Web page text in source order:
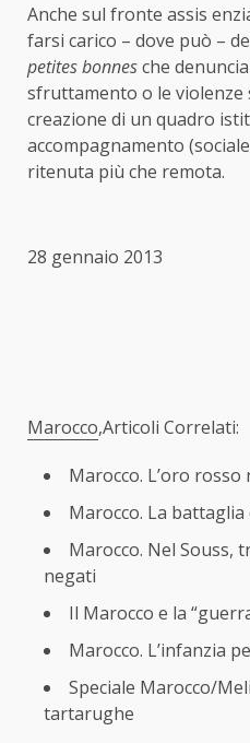
Anche sul fronte assis
farsi carico – dove può –
petites bonnesche
sfruttamento o le violenze
creazione di un quadro
accompagnamento
ritenuta più che remota.
28 gennaio 2013
Marocco,Articoli Correlati:
Marocco. L’oro
Marocco. La
Marocco. Nel Souss,
negati
Il Marocco e la
Marocco. L’infanzia
Speciale Marocco/
tartarughe